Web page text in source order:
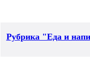
Рубрика "Еда и